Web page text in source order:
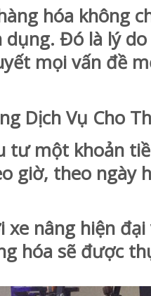
hóa không
dụng. Đó là lý do
mọi vấn đề
Dịch Vụ Cho
một khoản
giờ, theo ngày
nâng hiện đại
hóa sẽ được